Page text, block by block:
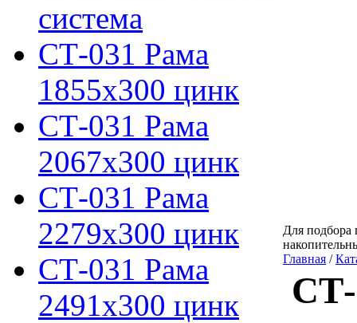
система
СТ-031 Рама
1855х300 цинк
СТ-031 Рама
2067х300 цинк
СТ-031 Рама
2279х300 цинк
СТ-031 Рама
2491х300 цинк
Для подбора
Главная /
СТ-